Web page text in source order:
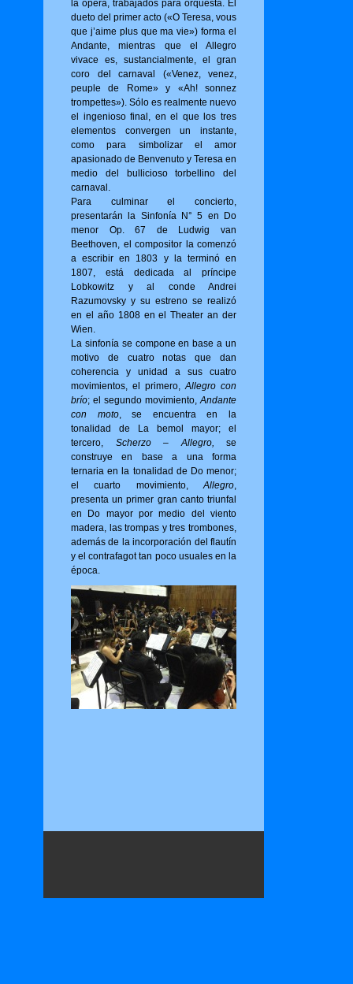
la ópera, trabajados para orquesta. El
dueto del primer acto («O Tere­sa, vous
que j’aime plus que ma vie») for­ma el
Andante, mientras que el Allegro
vivace es, sustancialmente, el gran
coro del carnaval («Venez, venez,
peuple de Rome» y «Ah! sonnez
trompettes»). Sólo es realmente nuevo
el ingenioso final, en el que los tres
elementos convergen un instante,
como para simbolizar el amor
apasionado de Benvenuto y Teresa en
medio del bullicioso torbellino del
carnaval.
Para culminar el concierto,
presentarán la Sinfonía N° 5 en Do
menor Op. 67 de Ludwig van
Beethoven, el compositor la comenzó
a escribir en 1803 y la terminó en
1807, está dedicada al príncipe
Lobkowitz y al conde Andrei
Razumovsky y su estreno se realizó
en el año 1808 en el Theater an der
Wien.
La sinfonía se compone en base a un
motivo de cuatro notas que dan
coherencia y unidad a sus cuatro
movimientos, el primero,Allegro con
brío; el segundo movimiento,Andante
con moto, se encuentra en la
tonalidad de La bemol mayor; el
tercero, Scherzo – Allegro, se
construye en base a una forma
ternaria en la tonalidad de Do menor;
el cuarto movimiento,Allegro,
presenta un primer gran canto triunfal
en Do mayor por medio del viento
madera, las trompas y tres trombones,
además de la incorporación del flautín
y el contrafagot tan poco usuales en la
época.